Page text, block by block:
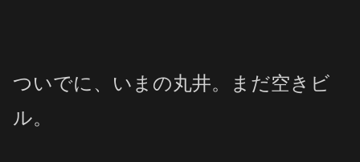
ついでに、いまの丸井。まだ空きビ
ル。